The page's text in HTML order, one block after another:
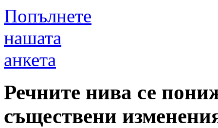
Попълнете
нашата
анкета
Речните нива се
съществени